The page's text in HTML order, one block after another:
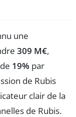
une
309 M€,
19% par
de Rubis
clair de la
de Rubis.